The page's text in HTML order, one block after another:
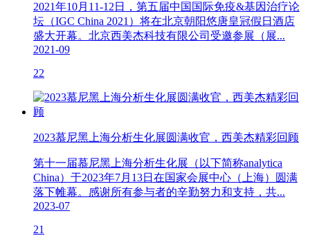
2021年10月11-12日，第五届中国国际免疫&基因治疗论
坛（IGC China 2021）将在北京朝阳悠唐皇冠假日酒店
盛大开幕。北京西美杰科技有限公司受邀参展（展...
2021-09
22
2023慕尼黑上海分析生化展圆满收官，西美杰精彩回顾
第十一届慕尼黑上海分析生化展（以下简称analytica
China）于2023年7月13日在国家会展中心（上海）圆满
落下帷幕。感谢所有参与者的辛勤努力和支持，共...
2023-07
21